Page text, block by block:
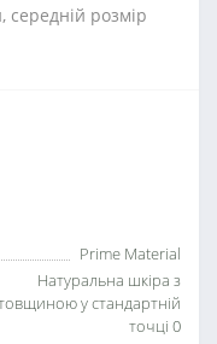
середній розмір
Prime Material
Натуральна шкіра з
у стандартній
точці 0